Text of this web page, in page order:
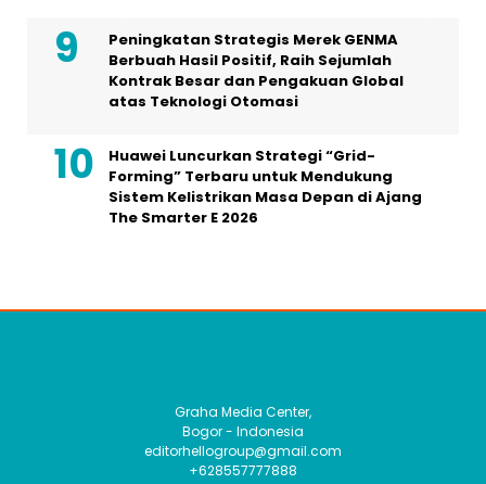
Peningkatan Strategis Merek GENMA
Berbuah Hasil Positif, Raih Sejumlah
Kontrak Besar dan Pengakuan Global
atas Teknologi Otomasi
Huawei Luncurkan Strategi “Grid-
Forming” Terbaru untuk Mendukung
Sistem Kelistrikan Masa Depan di Ajang
The Smarter E 2026
Graha Media Center,
Bogor - Indonesia
editorhellogroup@gmail.com
+628557777888